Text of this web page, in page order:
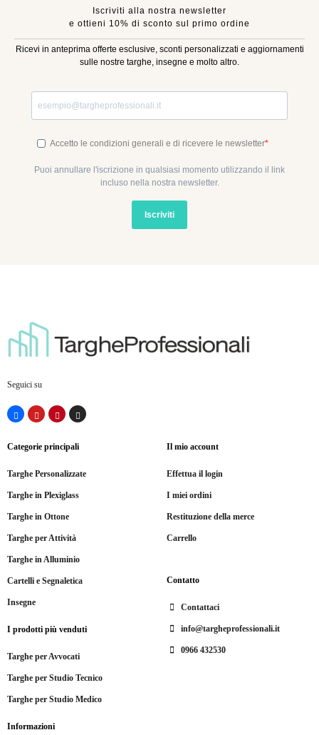
Iscriviti alla nostra newsletter
e ottieni 10% di sconto sul primo ordine
Ricevi in anteprima offerte esclusive, sconti personalizzati e aggiornamenti
sulle nostre targhe, insegne e molto altro.
Accetto le condizioni generali e di ricevere le newsletter
Puoi annullare l'iscrizione in qualsiasi momento utilizzando il link
incluso nella nostra newsletter.
Iscriviti
Seguici su
Categorie principali
Targhe Personalizzate
Targhe in Plexiglass
Targhe in Ottone
Targhe per Attività
Targhe in Alluminio
Cartelli e Segnaletica
Insegne
I prodotti più venduti
Targhe per Avvocati
Targhe per Studio Tecnico
Targhe per Studio Medico
Il mio account
Effettua il login
I miei ordini
Restituzione della merce
Carrello
Contatto
Contattaci
info@targheprofessionali.it
0966 432530
Informazioni